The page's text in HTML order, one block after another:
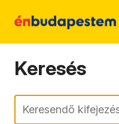
Keresés
Keresés